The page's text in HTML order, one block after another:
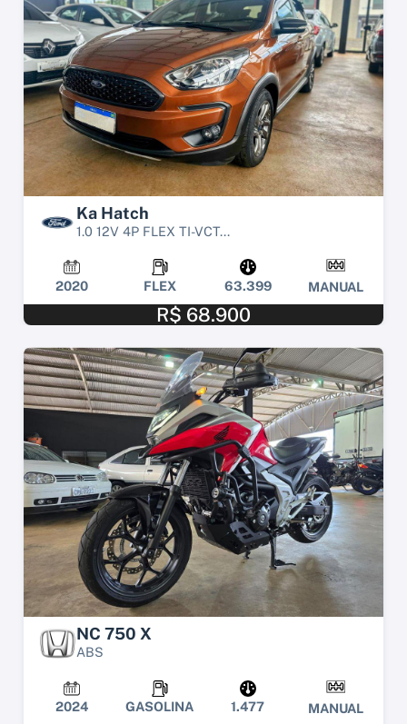
Ka Hatch
1.0 12V 4P FLEX TI-VCT...
2020 FLEX 63.399 MANUAL
R$ 68.900
NC 750 X
ABS
2024 GASOLINA 1.477 MANUAL